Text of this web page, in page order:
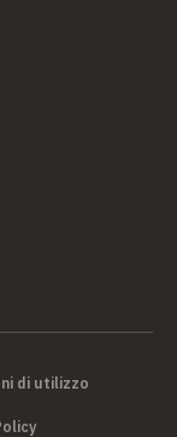
di utilizzo